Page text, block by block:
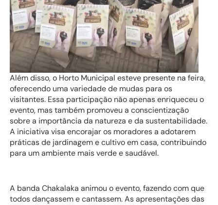
Além disso, o Horto Municipal esteve presente na feira,
oferecendo uma variedade de mudas para os
visitantes. Essa participação não apenas enriqueceu o
evento, mas também promoveu a conscientização
sobre a importância da natureza e da sustentabilidade.
A iniciativa visa encorajar os moradores a adotarem
práticas de jardinagem e cultivo em casa, contribuindo
para um ambiente mais verde e saudável.
A banda Chakalaka animou o evento, fazendo com que
todos dançassem e cantassem. As apresentações das